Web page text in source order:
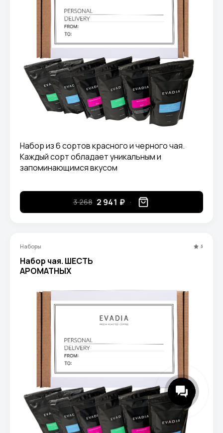
Набор из 6 сортов красного и черного чая.
Каждый сорт обладает уникальным и
запоминающимся вкусом
3 268 2 941 ₽
Наборы 5
Набор чая. ШЕСТЬ
АРОМАТНЫХ